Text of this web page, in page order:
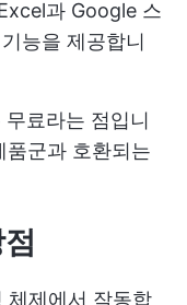
과 Google 스
능을 제공합니
료라는 점입니
품군과 호환되는
제에서 작동합